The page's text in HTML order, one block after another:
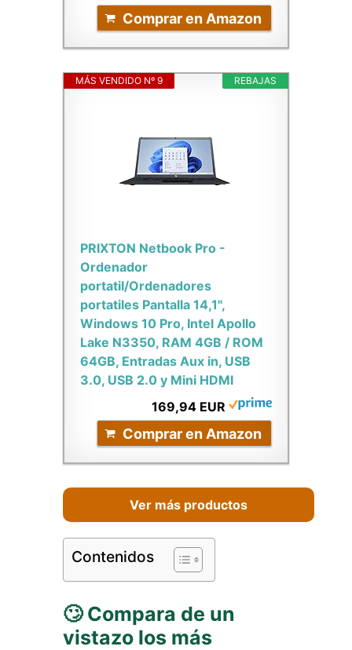
Comprar en Amazon
REBAJAS
MÁS VENDIDO Nº 9
PRIXTON Netbook Pro -
Ordenador
portatil/Ordenadores
portatiles Pantalla 14,1",
Windows 10 Pro, Intel Apollo
Lake N3350, RAM 4GB / ROM
64GB, Entradas Aux in, USB
3.0, USB 2.0 y Mini HDMI
169,94 EUR
Comprar en Amazon
Ver más productos
Contenidos
🙄 Compara de un
vistazo los más